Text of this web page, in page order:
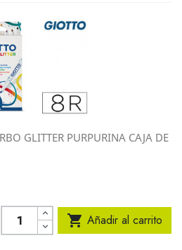
GLITTER PURPURINA CAJA DE
 Añadir al carrito